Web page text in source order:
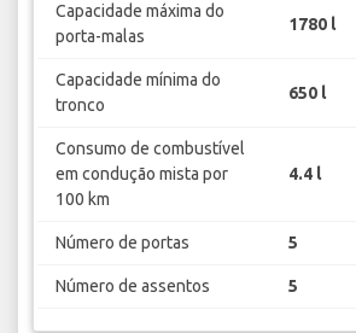
Capacidade máxima do
porta-malas
1780 l
Capacidade mínima do
tronco
650 l
Consumo de combustível
em condução mista por
100 km
4.4 l
Número de portas 5
Número de assentos 5